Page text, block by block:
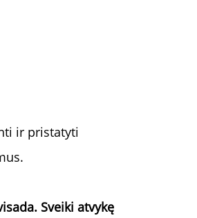
ir pristatyti
Sveiki atvykę